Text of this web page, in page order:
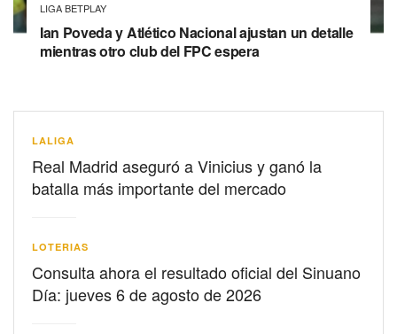
LIGA BETPLAY
Ian Poveda y Atlético Nacional ajustan un detalle
mientras otro club del FPC espera
LALIGA
Real Madrid aseguró a Vinicius y ganó la
batalla más importante del mercado
LOTERIAS
Consulta ahora el resultado oficial del Sinuano
Día: jueves 6 de agosto de 2026